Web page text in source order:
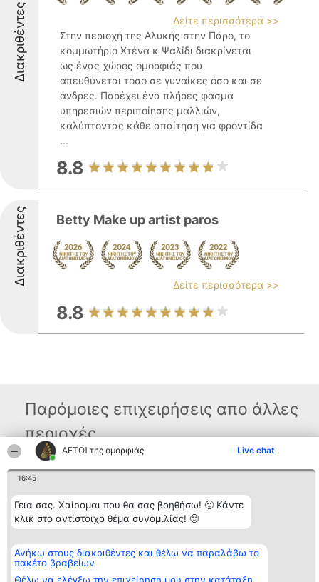
ΑΕΤΟΊ της ομορφιάς Live chat
16:45
Γεια σας. Χαίρομαι που θα σας βοηθήσω! 🙂 Κάντε
κλικ στο αντίστοιχο θέμα συνομιλίας! 🙂
Ανήκω στους διακριθέντες και θέλω να παραλάβω το
πακέτο βραβείων
Διακριθέντες
Δείτε περισσότερα >>
Στην περιοχή της Αλυκής στην Πάρο, το
κομμωτήριο Χτένα κ Ψαλίδι διακρίνεται
ως ένας χώρος ομορφιάς που
απευθύνεται τόσο σε γυναίκες όσο και σε
άνδρες. Παρέχει ένα πλήρες φάσμα
υπηρεσιών περιποίησης μαλλιών,
καλύπτοντας κάθε απαίτηση για φροντίδα
...
8.8
Διακριθέντες Betty Make up artist paros
Δείτε περισσότερα >>
8.8
Παρόμοιες επιχειρήσεις απο άλλες
περιοχές
Διοργανωτής της
BEAUTIFUL COMPANY
Μονοπρόσωπη ΙΚΕ
ΤΗΛ. ΕΠΙΚΟΙΝΩΝΙΑΣ:
email:
aetoi@beautifulcompany.co
Λίστα όλων
διακριθέντων
Όροι &
προϋποθέσεις
ΑΠΟΡΡΗΤΟΥ